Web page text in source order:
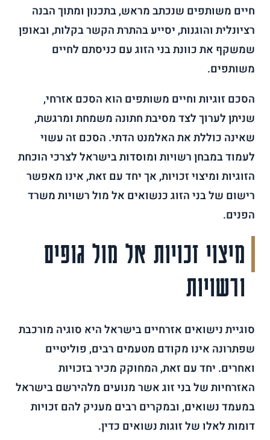
חיים משותפים שנכתב מראש, בתכנון ומתוך הבנה
רציונלית והוגנות, יסייע בהתרת הקשר בקלות, ובאופן
שמשקף את כוונת בני הזוג עם כניסתם לחיים
משותפים.
הסכם זוגיות וחיים משותפים הוא הסכם אזרחי,
שניתן לערוך לצד מסיבת חתונה משמחת ומרגשת,
שאינה כוללת את האלמנט הדתי. הסכם זה עשוי
לעמוד במבחן רשויות ומוסדות בישראל לצרכי הוכחת
הזוגיות ומיצוי זכויות, אך יחד עם זאת, אינו מאפשר
רישום של בני הזוג כנשואים אל מול רשויות משרד
הפנים.
מיצוי זכויות אל מול גופים
ורשויות
סוגיית נישואים אזרחיים בישראל היא סוגיה מורכבת
שפתרונה אינו מקודם מטעמים רבים, פוליטיים
ואחרים. יחד עם זאת, המחוקק מכיר בזכויות
האזרחיות של בני זוג אשר מנועים מלהירשם בישראל
במעמד נשואים, ובמקרים רבים מעניק להם זכויות
דומות לאלו של זוגות נשואים כדין.